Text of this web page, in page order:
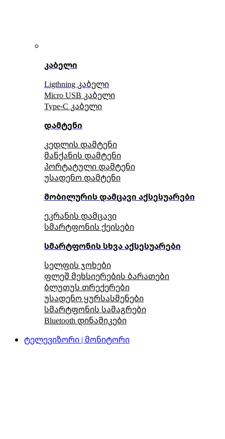
კაბელი
Ligthning კაბელი
Micro USB კაბელი
Type-C კაბელი
დამტენი
კედლის დამტენი
მანქანის დამტენი
პორტატული დამტენი
უსადენო დამტენი
მობილურის დამცავი აქსესუარები
ეკრანის დამცავი
სმარტფონის ქეისები
სმარტფონის სხვა აქსესუარები
სელფის ჯოხები
ფლეშ მეხსიერების ბარათები
ბლუთუს თრექერები
უსადენო ყურსასმენები
სმარტფონის სამაგრები
Bluetooth დინამიკები
ტელევიზორი | მონიტორი